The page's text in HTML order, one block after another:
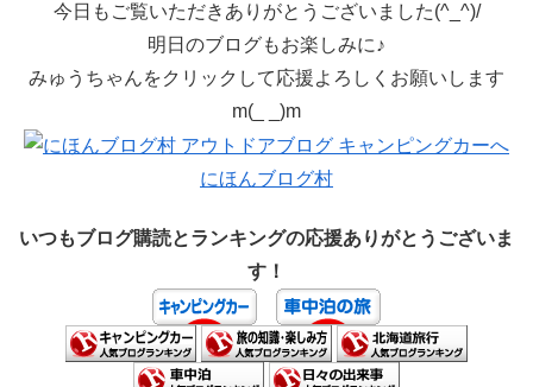
今日もご覧いただきありがとうございました(^_^)/
明日のブログもお楽しみに♪
みゅうちゃんをクリックして応援よろしくお願いします
m(_ _)m
にほんブログ村
いつもブログ購読とランキングの応援ありがとうございま
す！